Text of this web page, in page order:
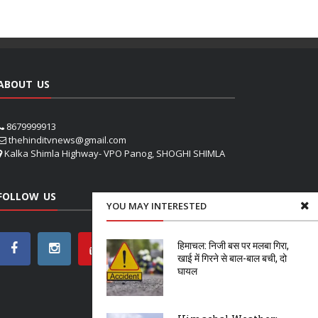
YOU MAY INTERESTED
हिमाचल: निजी बस पर मलबा गिरा,
खाई में गिरने से बाल-बाल बची, दो
घायल
US
8679999913
thehinditvnews@gmail.com
Kalka Shimla Highway- VPO Panog, SHOGHI SHIMLA
US